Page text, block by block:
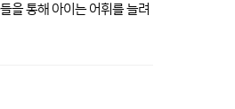
을 통해 아이는 어휘를 늘려